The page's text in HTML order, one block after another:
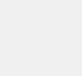
на 2019 год